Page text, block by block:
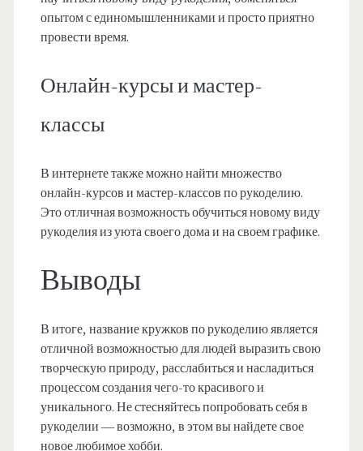
опытом с единомышленниками и просто приятно
провести время.
Онлайн-курсы и мастер-
классы
В интернете также можно найти множество
онлайн-курсов и мастер-классов по рукоделию.
Это отличная возможность обучиться новому виду
рукоделия из уюта своего дома и на своем графике.
Выводы
В итоге, название кружков по рукоделию является
отличной возможностью для людей выразить свою
творческую природу, расслабиться и насладиться
процессом создания чего-то красивого и
уникального. Не стесняйтесь попробовать себя в
рукоделии — возможно, в этом вы найдете свое
новое любимое хобби.